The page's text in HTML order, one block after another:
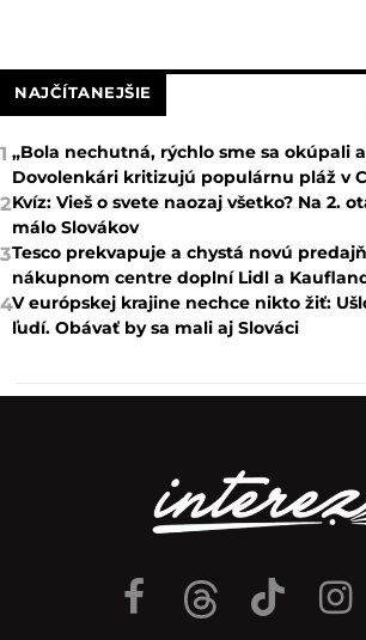
NAJČÍTANEJŠIE
1 „Bola nechutná, rýchlo sme sa okúpali
Dovolenkári kritizujú populárnu pláž v
2Kvíz: Vieš o svete naozaj všetko? Na 2.
málo Slovákov
3Tesco prekvapuje a chystá novú
nákupnom centre doplní Lidl a
4V európskej krajine nechce nikto žiť:
ľudí. Obávať by sa mali aj Slováci